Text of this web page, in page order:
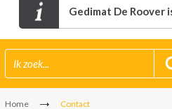
Gedimat De Roover
Home Contact